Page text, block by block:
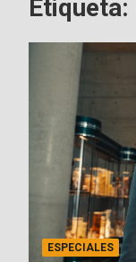
Etiqueta:
ESPECIALES